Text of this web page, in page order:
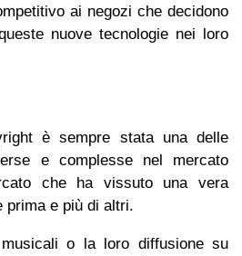
ai negozi che decidono
nuove tecnologie nei loro
è sempre stata una delle
e complesse nel mercato
che ha vissuto una vera
prima e più di altri.
o la loro diffusione su